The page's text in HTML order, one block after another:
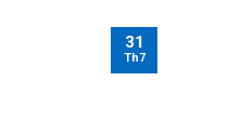
31
Th7